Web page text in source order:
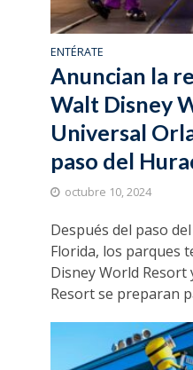
ENTÉRATE
Anuncian la
Walt Disney
Universal
paso del
octubre 10, 2024
Después del paso
Florida, los parques
Disney World
Resort se preparan